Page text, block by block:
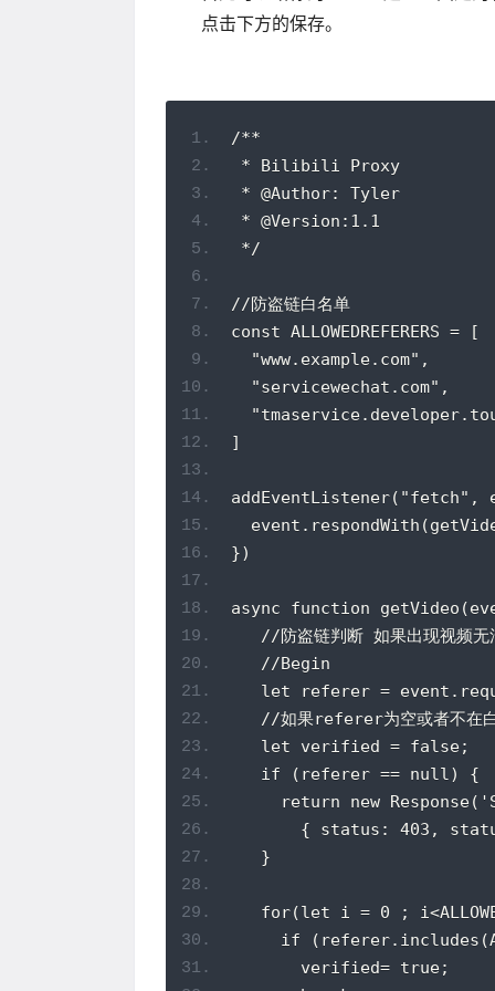
点击下方的保存。
/**
* Bilibili Proxy
* @Author: Tyler
* @Version:1.1
*/
//防盗链白名单
const ALLOWEDREFERERS = [
  "www.example.com",
  "servicewechat.com",
]
addEventListener("fetch",
})
async function
//防盗链判断 如果出现视频无
   //Begin
let referer =
//如果referer为空或者不在
   let verified = false;
   if (referer == null) {
return new
{ status: 403,
   }
for(let i = 0 ;
if
       verified= true;